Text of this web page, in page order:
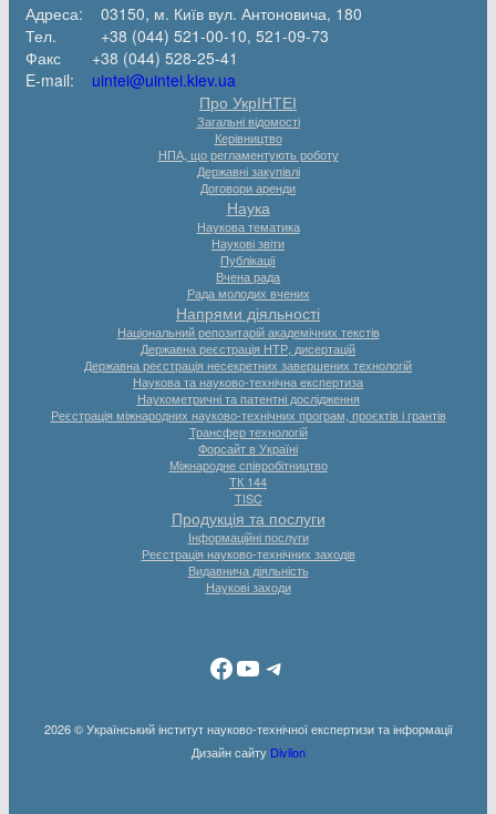
Адреса: 03150, м. Київ вул. Антоновича, 180
Тел. +38 (044) 521-00-10, 521-09-73
Факс +38 (044) 528-25-41
E-mail: uintei@uintei.kiev.ua
Про УкрІНТЕІ
Загальні відомості
Керівництво
НПА, що регламентують роботу
Державні закупівлі
Договори аренди
Наука
Наукова тематика
Наукові звіти
Публікації
Вчена рада
Рада молодих вчених
Напрями діяльності
Національний репозитарій академічних текстів
Державна реєстрація НТР, дисертацій
Державна реєстрація несекретних завершених технологій
Наукова та науково-технічна експертиза
Наукометричні та патентні дослідження
Реєстрація міжнародних науково-технічних програм, проєктів і грантів
Трансфер технологій
Форсайт в Україні
Міжнародне співробітництво
ТК 144
TISC
Продукція та послуги
Інформаційні послуги
Реєстрація науково-технічних заходів
Видавнича діяльність
Наукові заходи
Facebook YouTube Telegram
2026 © Український інститут науково-технічної експертизи та інформації
Дизайн сайту Divilon